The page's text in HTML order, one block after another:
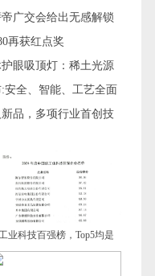
广交会给出无感解锁
再获红点奖
眼吸顶灯：稀土光源
安全、智能、工艺全面
品，多项行业首创技
业科技百强榜，Top5均是
企业，谁是第一？